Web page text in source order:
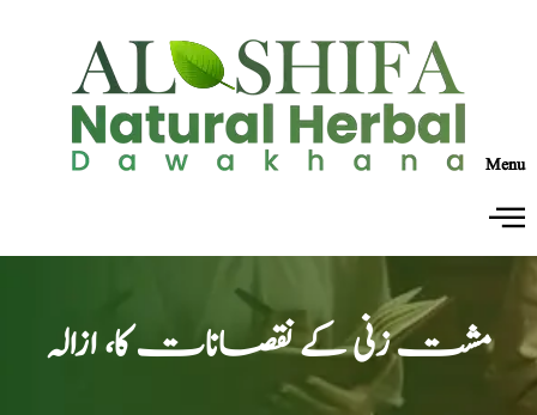
Menu
مشت زنی کے نقصانات کا، ازالہ